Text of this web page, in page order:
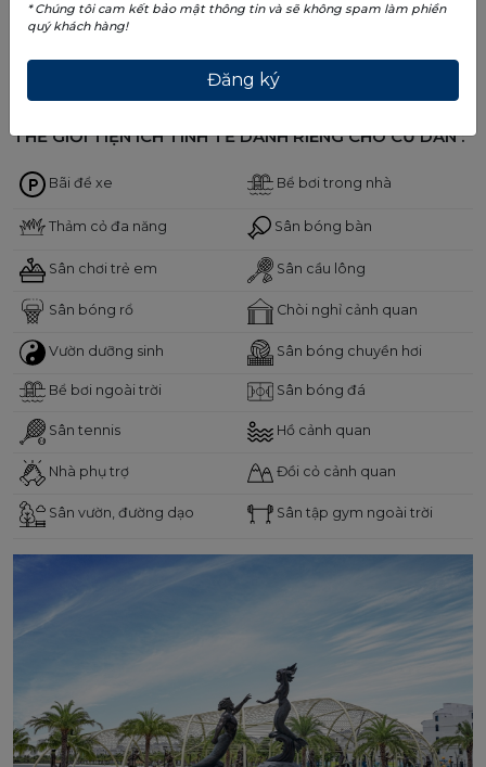
THẾ GIỚI TIỆN ÍCH TINH TẾ DÀNH RIÊNG CHO CƯ DÂN :
Bãi để xe Bể bơi trong nhà
Thảm cỏ đa năng Sân bóng bàn
Sân chơi trẻ em Sân cầu lông
Sân bóng rổ Chòi nghỉ cảnh quan
Vườn dưỡng sinh Sân bóng chuyền hơi
Bể bơi ngoài trời Sân bóng đá
Sân tennis Hồ cảnh quan
Nhà phụ trợ Đồi cỏ cảnh quan
Sân vườn, đường dạo Sân tập gym ngoài trời
* Chúng tôi cam kết bảo mật thông tin và sẽ không spam làm phiền
quý khách hàng!